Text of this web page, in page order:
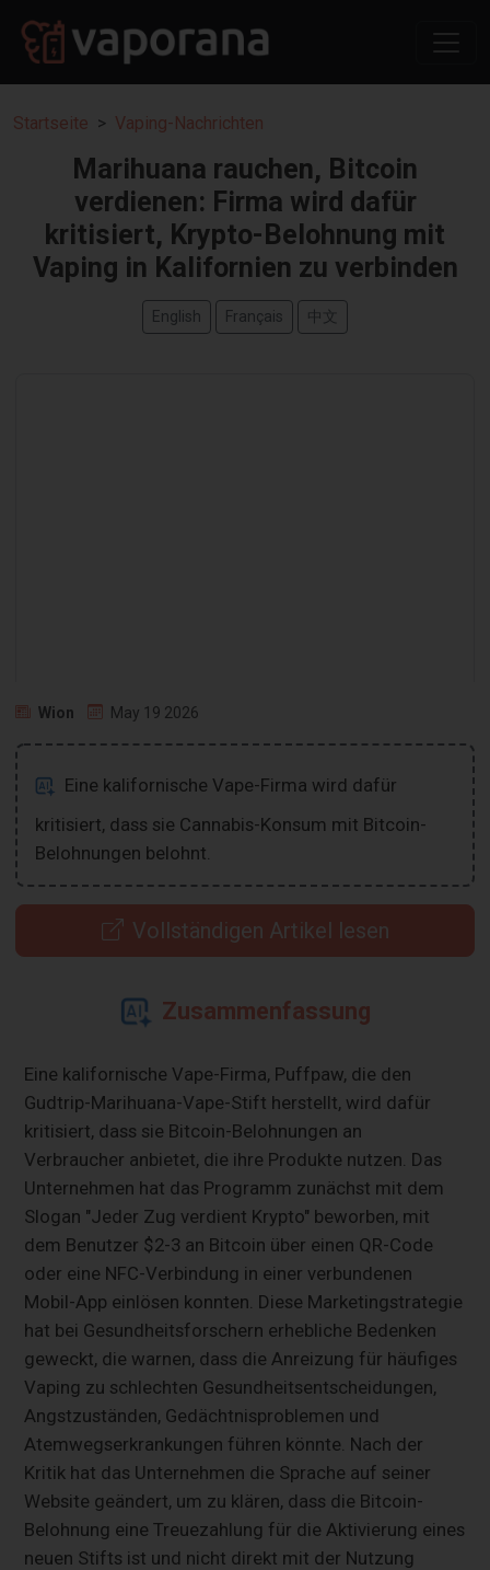
Startseite Vaping-Nachrichten
Marihuana rauchen, Bitcoin
verdienen: Firma wird dafür
kritisiert, Krypto-Belohnung mit
Vaping in Kalifornien zu verbinden
English Français 中文
Wion May 19 2026
Eine kalifornische Vape-Firma wird dafür
kritisiert, dass sie Cannabis-Konsum mit Bitcoin-
Belohnungen belohnt.
Vollständigen Artikel lesen
Zusammenfassung
Eine kalifornische Vape-Firma, Puffpaw, die den
Gudtrip-Marihuana-Vape-Stift herstellt, wird dafür
kritisiert, dass sie Bitcoin-Belohnungen an
Verbraucher anbietet, die ihre Produkte nutzen. Das
Unternehmen hat das Programm zunächst mit dem
Slogan "Jeder Zug verdient Krypto" beworben, mit
dem Benutzer $2-3 an Bitcoin über einen QR-Code
oder eine NFC-Verbindung in einer verbundenen
Mobil-App einlösen konnten. Diese Marketingstrategie
hat bei Gesundheitsforschern erhebliche Bedenken
geweckt, die warnen, dass die Anreizung für häufiges
Vaping zu schlechten Gesundheitsentscheidungen,
Angstzuständen, Gedächtnisproblemen und
Atemwegserkrankungen führen könnte. Nach der
Kritik hat das Unternehmen die Sprache auf seiner
Website geändert, um zu klären, dass die Bitcoin-
Belohnung eine Treuezahlung für die Aktivierung eines
neuen Stifts ist und nicht direkt mit der Nutzung